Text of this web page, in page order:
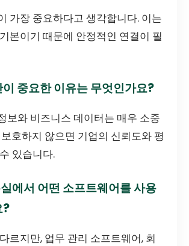
가장 중요하다고 생각합니다. 이는
본이기 때문에 안정적인 연결이 필
중요한 이유는 무엇인가요?
보와 비즈니스 데이터는 매우 소중
호하지 않으면 기업의 신뢰도와 평
있습니다.
에서 어떤 소프트웨어를 사용
?
르지만, 업무 관리 소프트웨어, 회